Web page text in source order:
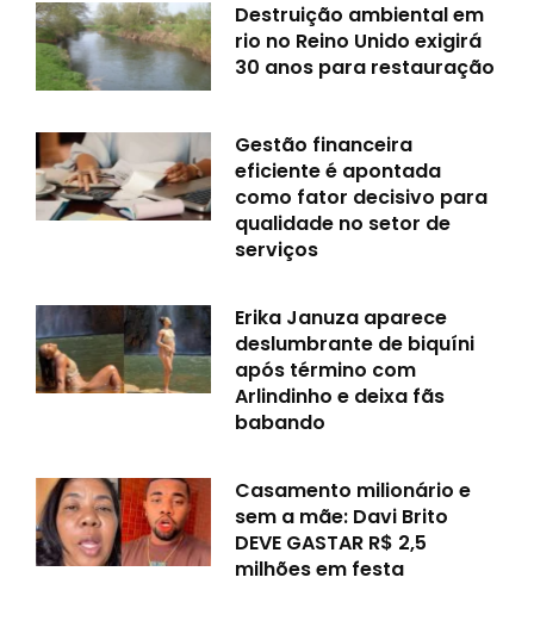
Destruição ambiental em
rio no Reino Unido exigirá
30 anos para restauração
Gestão financeira
eficiente é apontada
como fator decisivo para
qualidade no setor de
serviços
Erika Januza aparece
deslumbrante de biquíni
após término com
Arlindinho e deixa fãs
babando
Casamento milionário e
sem a mãe: Davi Brito
DEVE GASTAR R$ 2,5
milhões em festa